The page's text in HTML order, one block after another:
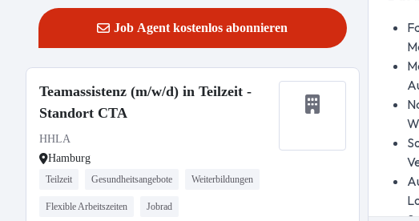
Job Agent kostenlos abonnieren
Teamassistenz (m/w/d) in Teilzeit -
Standort CTA
HHLA
Hamburg
Teilzeit Gesundheitsangebote Weiterbildungen
Flexible Arbeitszeiten Jobrad